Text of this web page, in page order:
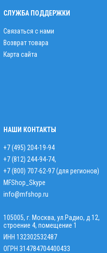
СЛУЖБА ПОДДЕРЖКИ
Связаться с нами
Возврат товара
Карта сайта
НАШИ КОНТАКТЫ
+7 (495) 204-19-94
+7 (812) 244-94-74,
+7 (800) 707-62-97 (для регионов)
MFShop_Skype
info@mfshop.ru
105005, г. Москва, ул.Радио, д.12,
строение 4, помещение 1
ИНН 132302532487
ОГРН 314784704400433